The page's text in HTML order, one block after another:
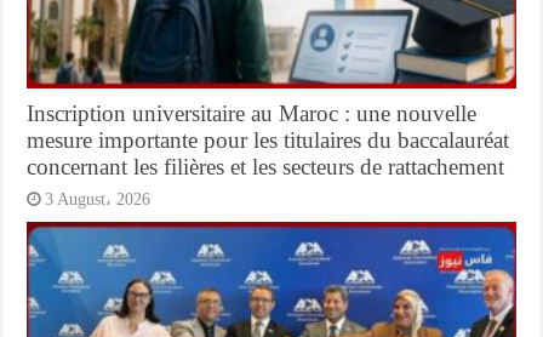
Inscription universitaire au Maroc : une nouvelle
mesure importante pour les titulaires du baccalauréat
concernant les filières et les secteurs de rattachement
3 August، 2026